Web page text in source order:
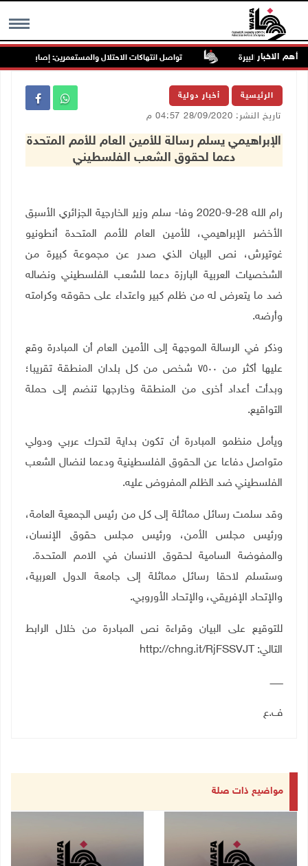
MENU أهم الاخبار تواصل انتهاكات الاحتلال والمستعمرين: إصابات
الرئيسية أخبار دولية
تاريخ النشر: 28/09/2020 04:57 م
الإبراهيمي يسلم رسالة للأمين العام للأمم المتحدة
دعما لحقوق الشعب الفلسطيني
رام الله
28-9-2020 وفا- سلم وزير الخارجية الجزائري الأسبق
الأخضر الإبراهيمي، للأمين العام للأمم المتحدة أنطونيو
غوتيرش، نص البيان الذي صدر عن مجموعة كبيرة من
الشخصيات العربية البارزة دعما للشعب الفلسطيني ونضاله
ضد ما يتعرض له من ظلم كبير واعتداء على حقوقه وكرامته
وأرضه.
وذكر في الرسالة الموجهة إلى الأمين العام أن المبادرة وقع
عليها أكثر من ٧٥٠٠ شخص من كل بلدان المنطقة تقريبا؛
وبدأت أعداد أخرى من المنطقة وخارجها تنضم إلى حملة
التواقيع.
ويأمل منظمو المبادرة أن تكون بداية لتحرك عربي ودولي
متواصل دفاعا عن الحقوق الفلسطينية ودعما لنضال الشعب
الفلسطيني ضد الظلم المفروض عليه.
وقد سلمت رسائل مماثلة إلى كل من رئيس الجمعية العامة،
ورئيس مجلس الأمن، ورئيس مجلس حقوق الإنسان،
والمفوضة السامية لحقوق الانسان في الامم المتحدة.
وستسلم لاحقا رسائل مماثلة إلى جامعة الدول العربية،
والإتحاد الإفريقي، والإتحاد الأوروبي.
للتوقيع على البيان وقراءة نص المبادرة من خلال الرابط
التالي:http://chng.it/RjFSSVJT
ـــــــــ
ف.ع
مواضيع ذات صلة